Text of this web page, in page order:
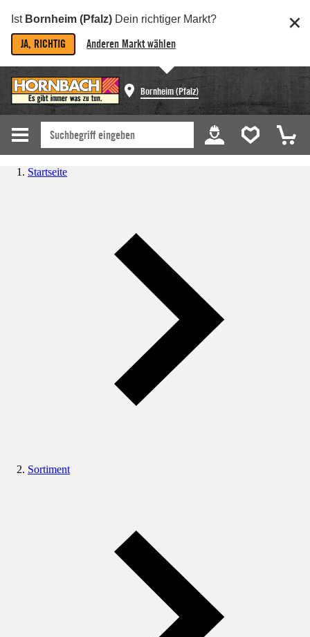
Ist Bornheim (Pfalz) Dein richtiger Markt?
JA, RICHTIG Anderen Markt wählen
Bornheim (Pfalz)
Startseite
Sortiment